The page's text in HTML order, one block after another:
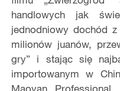
handlowych jak
jednodniowy dochód
milionów juanów,
gry” i stając się
importowanym w
Maoyan Professional